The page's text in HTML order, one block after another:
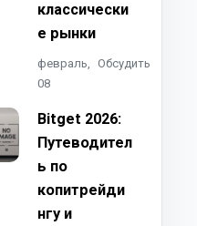
классически
е рынки
февраль,
08
Обсудить
Bitget 2026:
Путеводител
ь по
копитрейди
нгу и